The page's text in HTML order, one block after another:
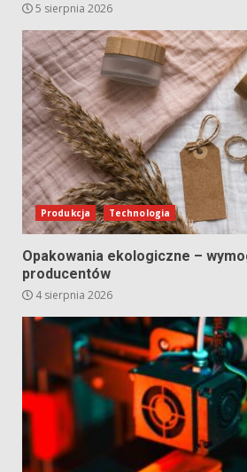
5 sierpnia 2026
Produkcja Technologia
Opakowania ekologiczne –
producentów
4 sierpnia 2026